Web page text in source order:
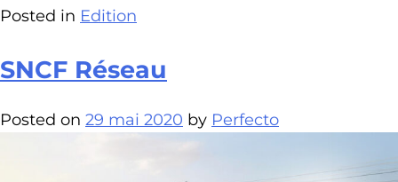
Posted in Edition
SNCF Réseau
Posted on 29 mai 2020 by Perfecto